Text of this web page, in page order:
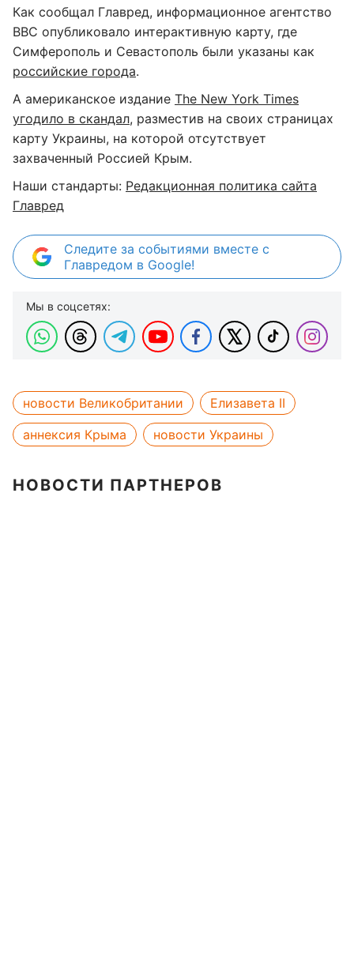
Как сообщал Главред, информационное агентство
BBC опубликовало интерактивную карту, где
Симферополь и Севастополь были указаны как
российские города.
А американское издание The New York Times
угодило в скандал, разместив на своих страницах
карту Украины, на которой отсутствует
захваченный Россией Крым.
Наши стандарты: Редакционная политика сайта
Главред
Следите за событиями вместе с
Главредом в Google!
Мы в соцсетях:
новости Великобритании
Елизавета II
аннексия Крыма
новости Украины
НОВОСТИ ПАРТНЕРОВ